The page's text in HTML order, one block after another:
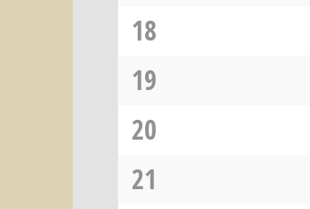
18
19
20
21